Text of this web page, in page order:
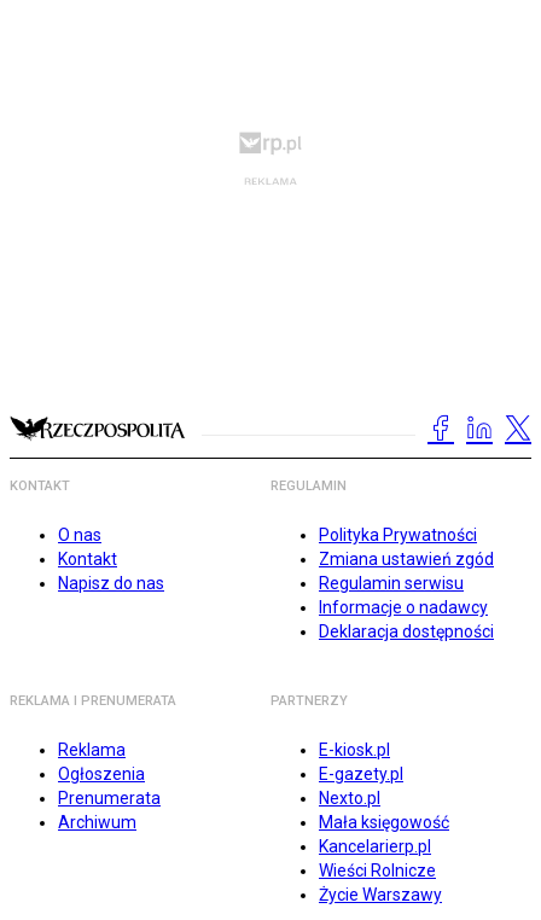
KONTAKT
O nas
Kontakt
Napisz do nas
REGULAMIN
Polityka Prywatności
Zmiana ustawień zgód
Regulamin serwisu
Informacje o nadawcy
Deklaracja dostępności
REKLAMA I PRENUMERATA
Reklama
Ogłoszenia
Prenumerata
Archiwum
PARTNERZY
E-kiosk.pl
E-gazety.pl
Nexto.pl
Mała księgowość
Kancelarierp.pl
Wieści Rolnicze
Życie Warszawy